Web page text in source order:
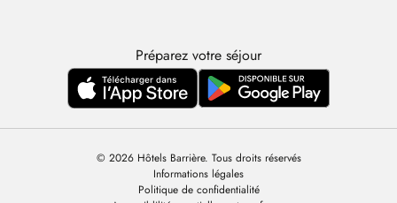
Préparez votre séjour
© 2026 Hôtels Barrière. Tous droits réservés
Informations légales
Politique de confidentialité